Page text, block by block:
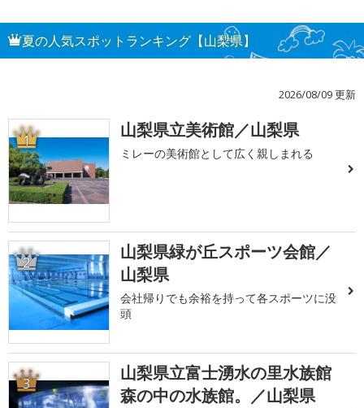
夏の人気スポットランキング【山梨県】
2026/08/09 更新
1 山梨県立美術館／山梨県
ミレーの美術館として広く親しまれる
2
山梨県緑が丘スポーツ会館／
山梨県
会社帰りでも余裕を持って各スポーツに没
頭
3
山梨県立富士湧水の里水族館
森の中の水族館。／山梨県